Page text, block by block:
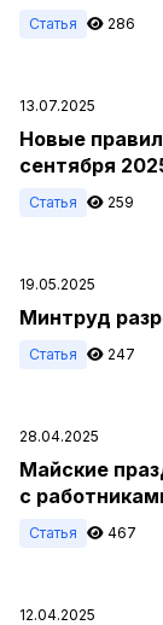
Статья 286
13.07.2025
Новые
сентября
Статья 259
19.05.2025
Минтруд
Статья 247
28.04.2025
Майские
с
Статья 467
12.04.2025